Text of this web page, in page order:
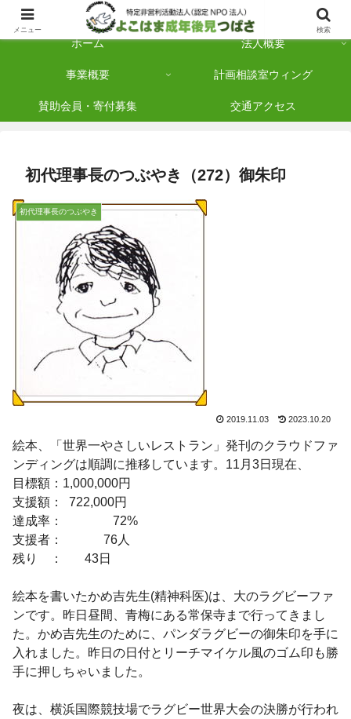
横浜市保土ケ谷区を拠点に「法人後見」を多数手がけている認定NPO法人です
ホーム 法人概要
事業概要 計画相談室ウィング
賛助会員・寄付募集 交通アクセス
初代理事長のつぶやき（272）御朱印
初代理事長のつぶやき
2019.11.03 2023.10.20
絵本、「世界一やさしいレストラン」発刊のクラウドファ
ンディングは順調に推移しています。11月3日現在、
目標額：1,000,000円
支援額： 722,000円
達成率： 72%
支援者： 76人
残り ： 43日
絵本を書いたかめ吉先生(精神科医)は、大のラグビーファ
ンです。昨日昼間、青梅にある常保寺まで行ってきまし
た。かめ吉先生のために、パンダラグビーの御朱印を手に
入れました。昨日の日付とリーチマイケル風のゴム印も勝
手に押しちゃいました。
夜は、横浜国際競技場でラグビー世界大会の決勝が行われ
メニュー 検索